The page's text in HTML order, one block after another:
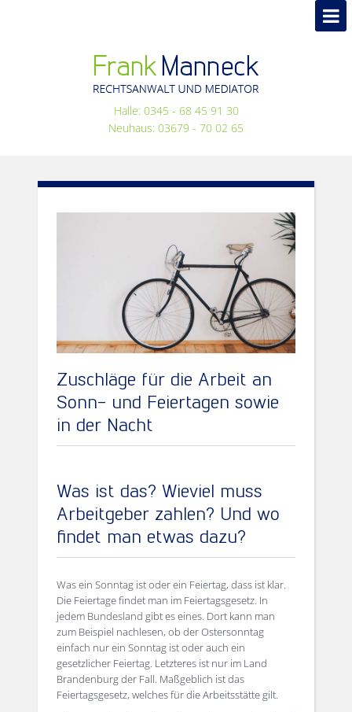
Halle: 0345 - 68 45 91 30
Neuhaus: 03679 - 70 02 65
Zuschläge für die Arbeit an
Sonn- und Feiertagen sowie
in der Nacht
Was ist das? Wieviel muss
Arbeitgeber zahlen? Und wo
findet man etwas dazu?
Was ein Sonntag ist oder ein Feiertag, dass ist klar.
Die Feiertage findet man im Feiertagsgesetz. In
jedem Bundesland gibt es eines. Dort kann man
zum Beispiel nachlesen, ob der Ostersonntag
einfach nur ein Sonntag ist oder auch ein
gesetzlicher Feiertag. Letzteres ist nur im Land
Brandenburg der Fall. Maßgeblich ist das
Feiertagsgesetz, welches für die Arbeitsstätte gilt.